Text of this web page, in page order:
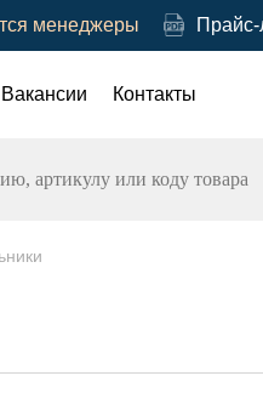
менеджеры Прайс-
Вакансии Контакты